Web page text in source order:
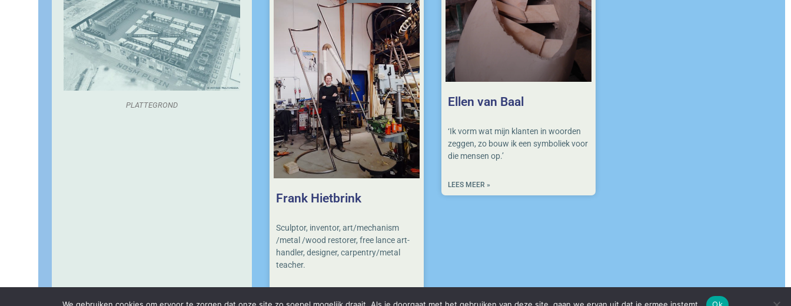
PLATTEGROND
Frank Hietbrink
Sculptor, inventor, art/mechanism
/metal /wood restorer, free lance art-
handler, designer, carpentry/metal
teacher.
Ellen van Baal
‘Ik vorm wat mijn klanten in woorden
zeggen, zo bouw ik een symboliek voor
die mensen op.’
LEES MEER »